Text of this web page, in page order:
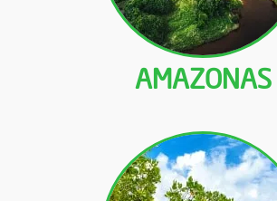
AMAZONAS